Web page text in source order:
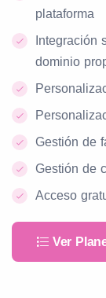
plataforma
Integración
dominio
Gestión de
Gestión de
Acceso
Ver